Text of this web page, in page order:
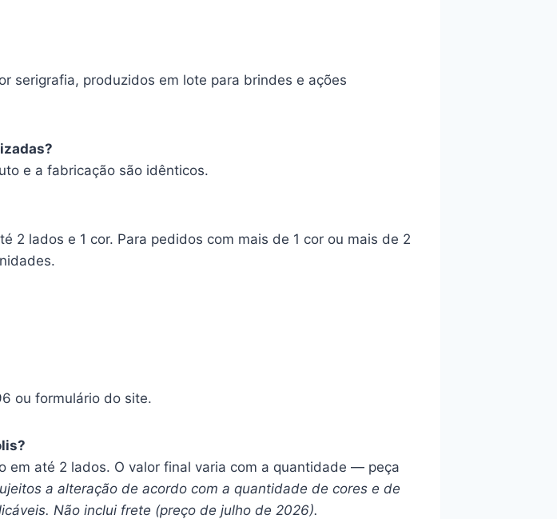
serigrafia, produzidos em lote para brindes e ações
e a fabricação são idênticos.
2 lados e 1 cor. Para pedidos com mais de 1 cor ou mais de 2
ou formulário do site.
em até 2 lados. O valor final varia com a quantidade — peça
a alteração de acordo com a quantidade de cores e de
Não inclui frete (preço de julho de 2026).